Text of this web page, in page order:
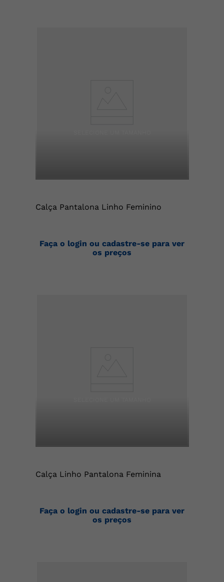
Calça Pantalona Linho Feminino
Faça o login ou cadastre-se para ver
os preços
Calça Linho Pantalona Feminina
Faça o login ou cadastre-se para ver
os preços